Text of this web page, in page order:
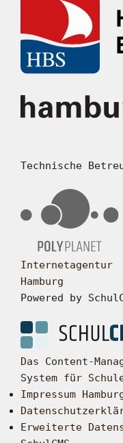
Technische
Internetagentur
Hamburg
Powered by
Das Content-
System für
Impressum
Erweiterte